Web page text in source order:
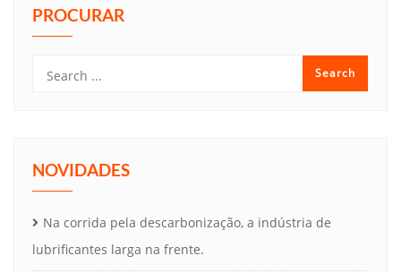
PROCURAR
NOVIDADES
Na corrida pela descarbonização, a indústria de
lubrificantes larga na frente.